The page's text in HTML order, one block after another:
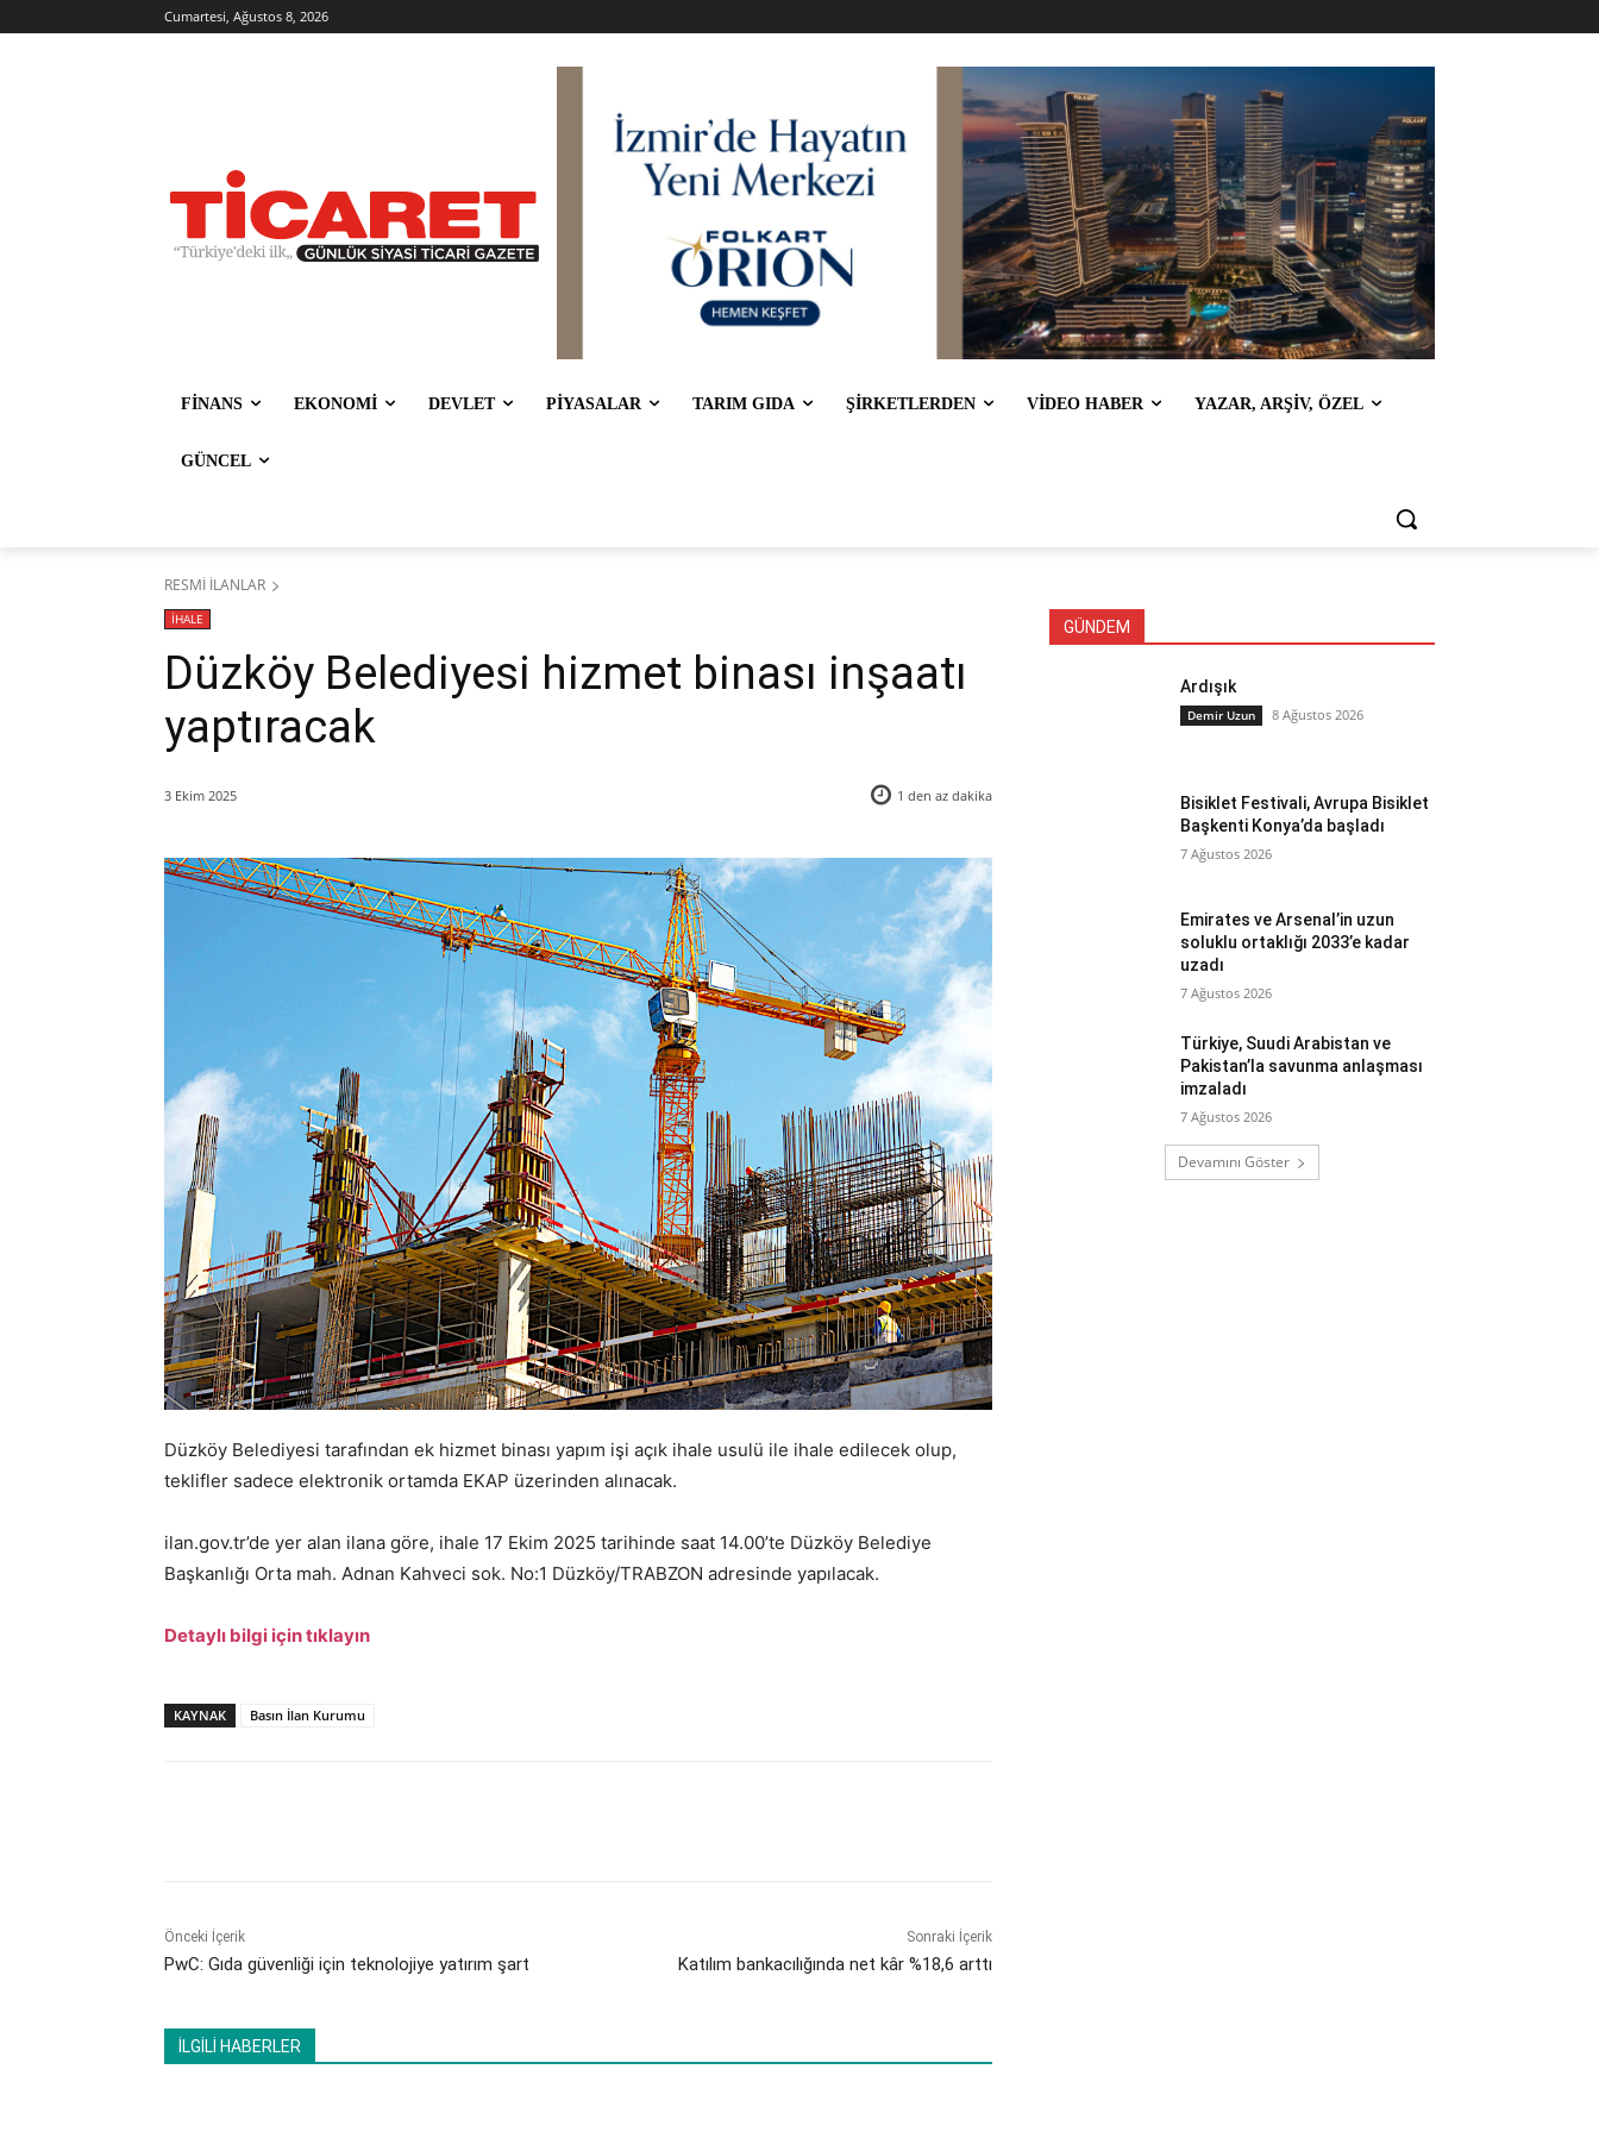
Cumartesi, Ağustos 8, 2026
FİNANS EKONOMİ DEVLET PİYASALAR TARIM GIDA ŞİRKETLERDEN VİDEO HABER YAZAR, ARŞİV, ÖZEL
GÜNCEL
RESMİ İLANLAR
İHALE
Düzköy Belediyesi hizmet binası inşaatı
yaptıracak
3 Ekim 2025 1 den az dakika
Düzköy Belediyesi tarafından ek hizmet binası yapım işi açık ihale usulü ile ihale edilecek olup,
teklifler sadece elektronik ortamda EKAP üzerinden alınacak.
ilan.gov.tr’de yer alan ilana göre, ihale 17 Ekim 2025 tarihinde saat 14.00’te Düzköy Belediye
Başkanlığı Orta mah. Adnan Kahveci sok. No:1 Düzköy/TRABZON adresinde yapılacak.
Detaylı bilgi için tıklayın
KAYNAK Basın İlan Kurumu
Önceki İçerik
PwC: Gıda güvenliği için teknolojiye yatırım şart
Sonraki İçerik
Katılım bankacılığında net kâr %18,6 arttı
İLGİLİ HABERLER
GÜNDEM
Ardışık
Demir Uzun 8 Ağustos 2026
Bisiklet Festivali, Avrupa Bisiklet
Başkenti Konya’da başladı
7 Ağustos 2026
Emirates ve Arsenal’in uzun
soluklu ortaklığı 2033’e kadar
uzadı
7 Ağustos 2026
Türkiye, Suudi Arabistan ve
Pakistan’la savunma anlaşması
imzaladı
7 Ağustos 2026
Devamını Göster